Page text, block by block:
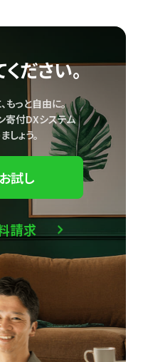
ださい。
もっと自由に。
寄付DXシステム
ょう。
試し
請求